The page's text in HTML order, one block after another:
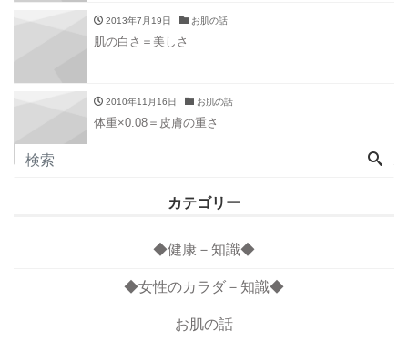
2013年7月19日 お肌の話
肌の白さ＝美しさ
2010年11月16日 お肌の話
体重×0.08＝皮膚の重さ
カテゴリー
◆健康－知識◆
◆女性のカラダ－知識◆
お肌の話